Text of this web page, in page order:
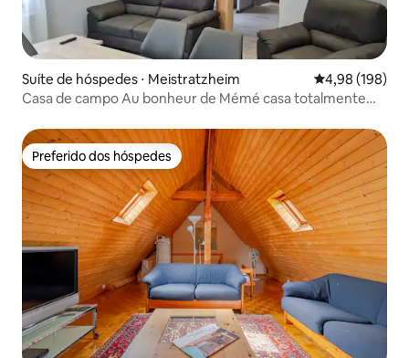
Suíte de hóspedes ⋅ Meistratzheim 4,98 de uma
4,98 (198)
Casa de campo Au bonheur de Mémé casa totalmente
Preferido dos hóspedes
Preferido dos hóspedes